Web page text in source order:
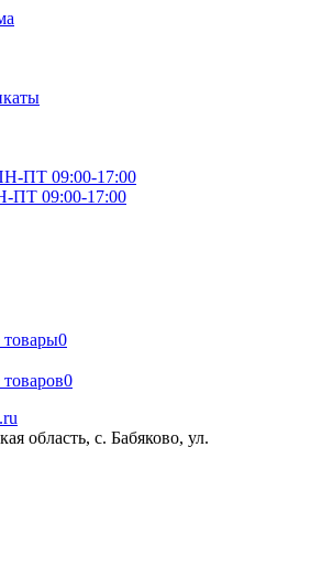
ПТ 09:00-17:00
ПТ 09:00-17:00
0
0
область, с. Бабяково, ул.